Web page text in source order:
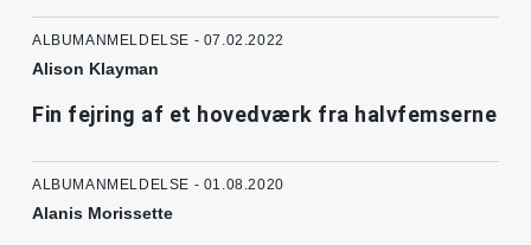
ALBUMANMELDELSE - 07.02.2022
Alison Klayman
Fin fejring af et hovedværk fra halvfemserne
ALBUMANMELDELSE - 01.08.2020
Alanis Morissette